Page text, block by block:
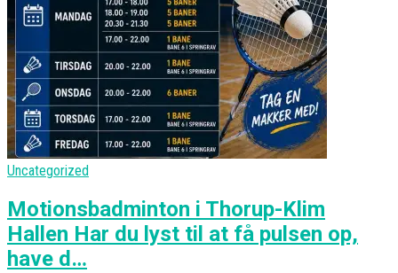
Uncategorized
Motionsbadminton i Thorup-Klim
Hallen Har du lyst til at få pulsen op,
have d…